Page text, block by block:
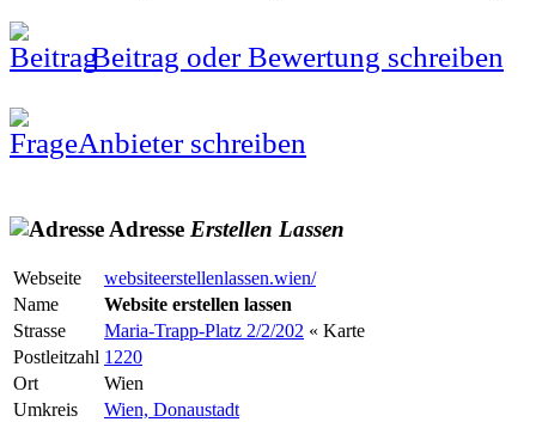
Beitrag oder Bewertung schreiben
Anbieter schreiben
Adresse Erstellen Lassen
Webseite
websiteerstellenlassen.wien/
Name
Website erstellen lassen
Strasse
Maria-Trapp-Platz 2/2/202 « Karte
Postleitzahl 1220
Ort
Wien
Umkreis
Wien, Donaustadt